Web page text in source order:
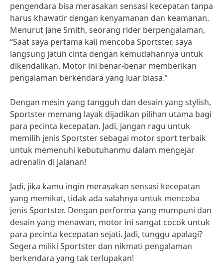
pengendara bisa merasakan sensasi kecepatan tanpa
harus khawatir dengan kenyamanan dan keamanan.
Menurut Jane Smith, seorang rider berpengalaman,
“Saat saya pertama kali mencoba Sportster, saya
langsung jatuh cinta dengan kemudahannya untuk
dikendalikan. Motor ini benar-benar memberikan
pengalaman berkendara yang luar biasa.”
Dengan mesin yang tangguh dan desain yang stylish,
Sportster memang layak dijadikan pilihan utama bagi
para pecinta kecepatan. Jadi, jangan ragu untuk
memilih jenis Sportster sebagai motor sport terbaik
untuk memenuhi kebutuhanmu dalam mengejar
adrenalin di jalanan!
Jadi, jika kamu ingin merasakan sensasi kecepatan
yang memikat, tidak ada salahnya untuk mencoba
jenis Sportster. Dengan performa yang mumpuni dan
desain yang menawan, motor ini sangat cocok untuk
para pecinta kecepatan sejati. Jadi, tunggu apalagi?
Segera miliki Sportster dan nikmati pengalaman
berkendara yang tak terlupakan!